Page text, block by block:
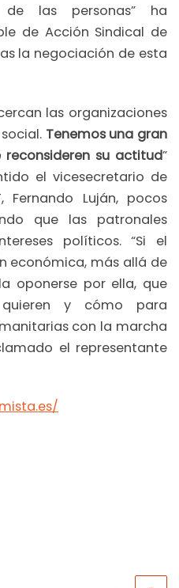
las personas” ha
de Acción Sindical de
la negociación de esta
las organizaciones
Tenemos una gran
su actitud”
el vicesecretario de
Fernando Luján, pocos
que las patronales
políticos. “Si el
económica, más allá de
oponerse por ella, que
y cómo para
con la marcha
el representante